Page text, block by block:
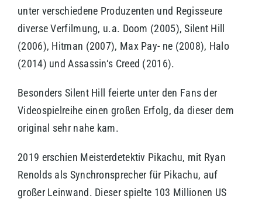
unter verschiedene Produzenten und Regisseure
diverse Verfilmung, u.a. Doom (2005), Silent Hill
(2006), Hitman (2007), Max Pay- ne (2008), Halo
(2014) und Assassin‘s Creed (2016).
Besonders Silent Hill feierte unter den Fans der
Videospielreihe einen großen Erfolg, da dieser dem
original sehr nahe kam.
2019 erschien Meisterdetektiv Pikachu, mit Ryan
Renolds als Synchronsprecher für Pikachu, auf
großer Leinwand. Dieser spielte 103 Millionen US